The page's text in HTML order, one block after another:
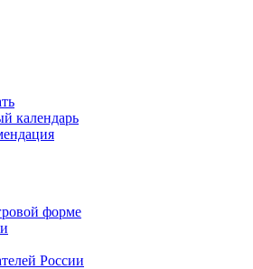
календарь
форме
России